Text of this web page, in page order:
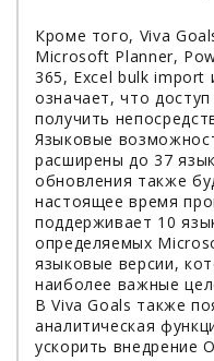
Кроме того, Viva
Microsoft Planner,
365, Excel bulk
означает, что
получить
Языковые
расширены до 37
обновления также
настоящее время
поддерживает 10
определяемых
языковые версии,
наиболее важные
В Viva Goals также
аналитическая
ускорить внедрение